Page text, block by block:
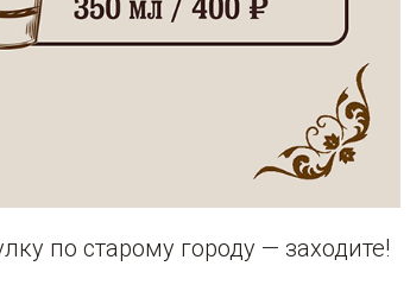
по старому городу — заходите!